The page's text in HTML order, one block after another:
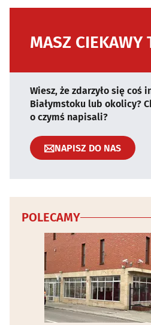
MASZ CIEKAWY
Wiesz, że zdarzyło się coś
Białymstoku lub okolicy?
o czymś napisali?
NAPISZ DO NAS
POLECAMY